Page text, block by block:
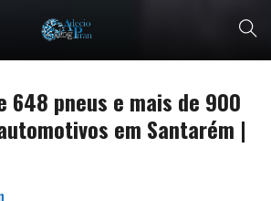
648 pneus e mais de 900
em Santarém |